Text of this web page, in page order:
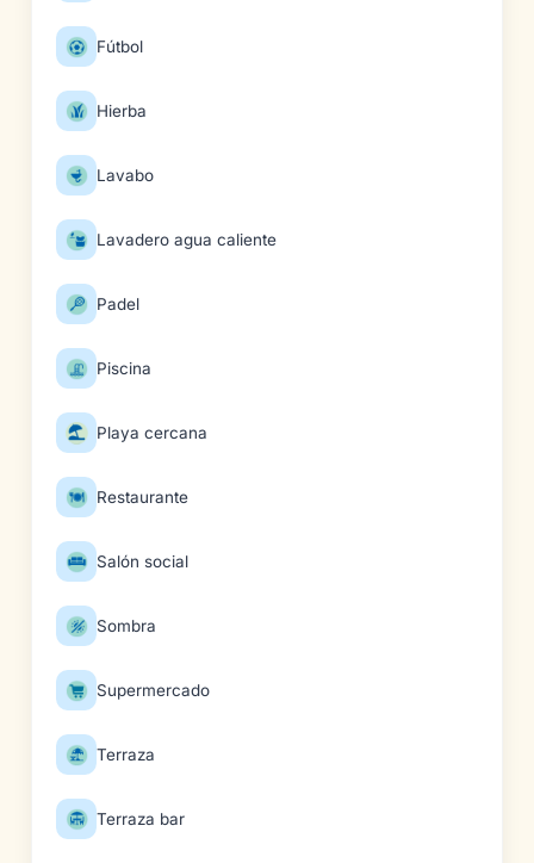
Fútbol
Hierba
Lavabo
Lavadero agua caliente
Padel
Piscina
Playa cercana
Restaurante
Salón social
Sombra
Supermercado
Terraza
Terraza bar